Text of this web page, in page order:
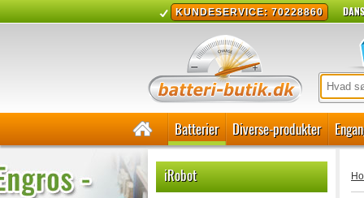
KUNDESERVICE: 70228860
Batterier Diverse-produkter
iRobot